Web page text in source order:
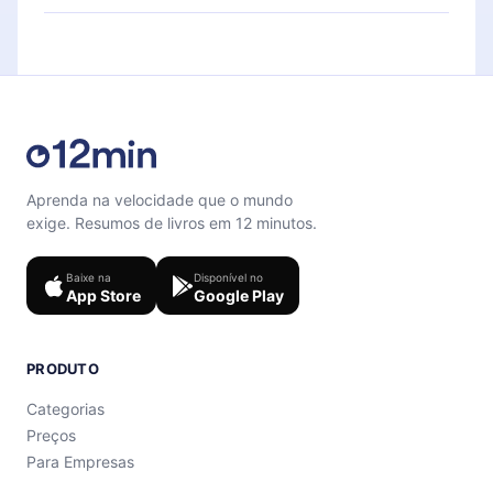
Sinta-se livre para entrar em contato por
Aprenda na velocidade que o mundo
exige. Resumos de livros em 12 minutos.
Baixe na
App Store
Disponível no
Google Play
PRODUTO
Categorias
Preços
Para Empresas